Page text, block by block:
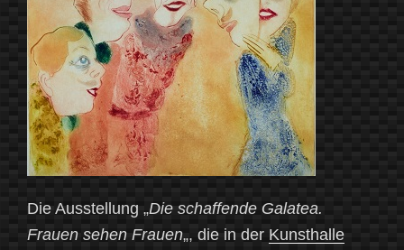
und
Galateia“
Die Ausstellung „Die schaffende Galatea.
Frauen sehen Frauen„, die in der Kunsthalle